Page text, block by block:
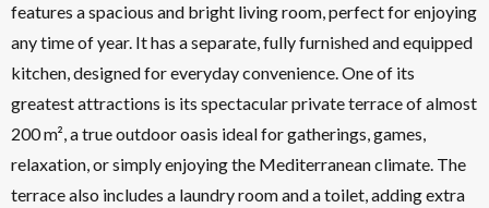
features a spacious and bright living room, perfect for enjoying
any time of year. It has a separate, fully furnished and equipped
kitchen, designed for everyday convenience. One of its
greatest attractions is its spectacular private terrace of almost
200 m², a true outdoor oasis ideal for gatherings, games,
relaxation, or simply enjoying the Mediterranean climate. The
terrace also includes a laundry room and a toilet, adding extra